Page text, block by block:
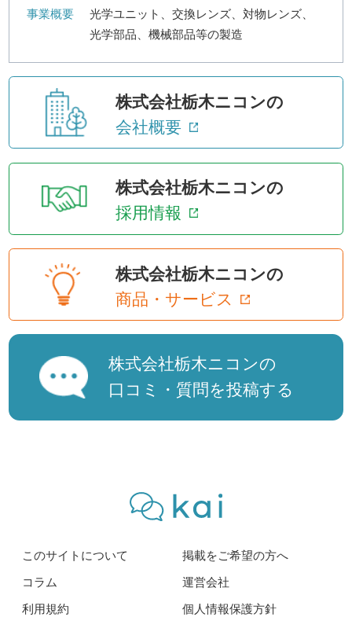
事業概要
光学ユニット、交換レンズ、対物レンズ、
光学部品、機械部品等の製造
株式会社栃木ニコンの
会社概要
株式会社栃木ニコンの
採用情報
株式会社栃木ニコンの
商品・サービス
株式会社栃木ニコンの
口コミ・質問を投稿する
このサイトについて
掲載をご希望の方へ
コラム
運営会社
利用規約
個人情報保護方針